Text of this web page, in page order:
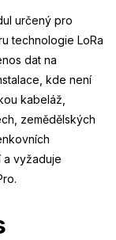
určený pro
technologie LoRa
dat na
kde není
kabeláž,
zemědělských
a vyžaduje